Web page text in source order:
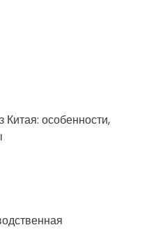
особенности,